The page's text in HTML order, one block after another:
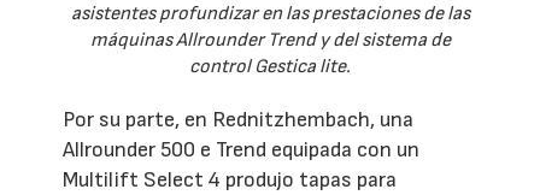
asistentes profundizar en las prestaciones de las
máquinas Allrounder Trend y del sistema de
control Gestica lite.
Por su parte, en Rednitzhembach, una
Allrounder 500 e Trend equipada con un
Multilift Select 4 produjo tapas para